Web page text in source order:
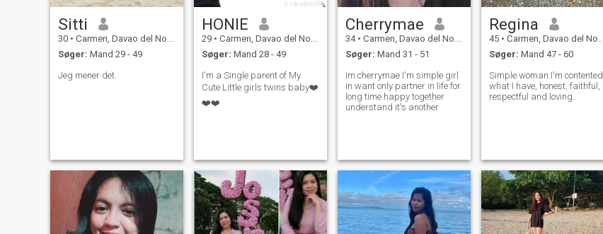
Sitti
30 • Carmen, Davao del Norte, Filippinerne
Søger: Mand 29 - 49
Jeg mener det.
HONIE
29 • Carmen, Davao del Norte, Filippinerne
Søger: Mand 28 - 49
I'm a Single parent of My
Cute Little girls twins baby❤️
❤️❤️
Cherrymae
34 • Carmen, Davao del Norte, Filippinerne
Søger: Mand 31 - 51
Im cherrymae I'm simple girl
in want only partner in life for
long time happy together
understand it's another
Regina
45 • Carmen, Davao del Norte, Filippinerne
Søger: Mand 47 - 60
Simple woman I'm contented
what I have, honest, faithful,
respectful and loving.